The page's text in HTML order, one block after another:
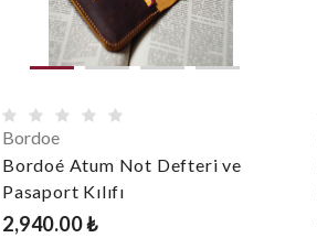
Bordoe
Bordoé Atum Not Defteri ve
Pasaport Kılıfı
2,940.00 ₺